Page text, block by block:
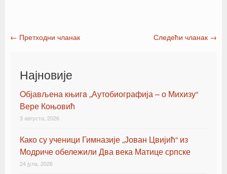
Post navigation
Следећи чланак →
← Претходни чланак
Најновије
Oбјављена књигa „Аутобиографија – о Михизу“
Вере Коњовић
3 августа, 2026
Како су ученици Гимназије „Јован Цвијић“ из
Модриче обележили Два века Матице српске
24 јула, 2026